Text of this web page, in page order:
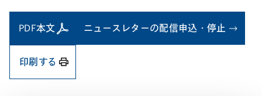
PDF本文 ニュースレターの配信申込・停止
印刷する